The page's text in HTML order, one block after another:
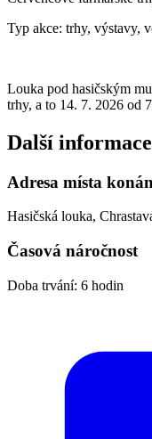
Typ akce: trhy, výstavy,
Louka pod hasičským
trhy, a to 14. 7. 2026 od
Další informace
Adresa místa
Hasičská louka,
Časová náročnost
Doba trvání: 6 hodin